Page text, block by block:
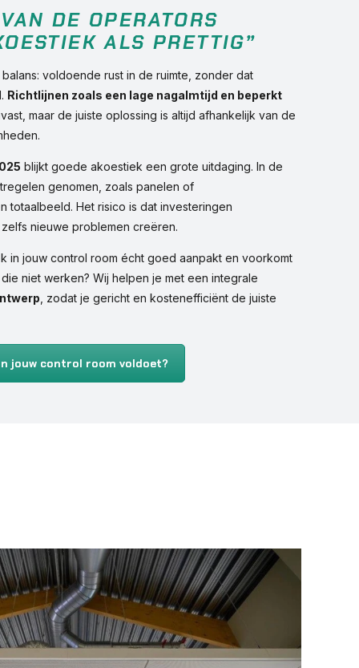
DE OPERATORS
ALS PRETTIG”
voldoende rust in de ruimte, zonder dat
Richtlijnen zoals een lage nagalmtijd en beperkt
maar de juiste oplossing is altijd afhankelijk van de
blijkt goede akoestiek een grote uitdaging. In de
genomen, zoals panelen of
totaalbeeld. Het risico is dat investeringen
nieuwe problemen creëren.
in jouw control room écht goed aanpakt en voorkomt
niet werken? Wij helpen je met een integrale
, zodat je gericht en kostenefficiënt de juiste
jouw control room voldoet?